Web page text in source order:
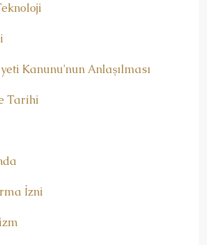
Kanunu'nun Anlaşılması
Tarihi
İzni